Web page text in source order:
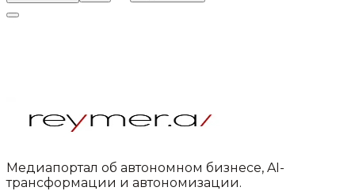
Медиапортал об автономном бизнесе, AI-
трансформации и автономизации.